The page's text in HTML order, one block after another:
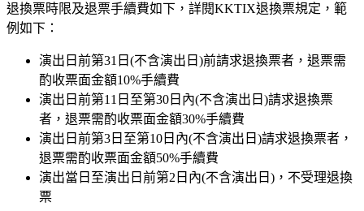
退換票時限及退票手續費如下，詳閱KKTIX退換票規定，範
例如下：
演出日前第31日(不含演出日)前請求退換票者，退票需
酌收票面金額10%手續費
演出日前第11日至第30日內(不含演出日)請求退換票
者，退票需酌收票面金額30%手續費
演出日前第3日至第10日內(不含演出日)請求退換票者，
退票需酌收票面金額50%手續費
演出當日至演出日前第2日內(不含演出日)，不受理退換
票